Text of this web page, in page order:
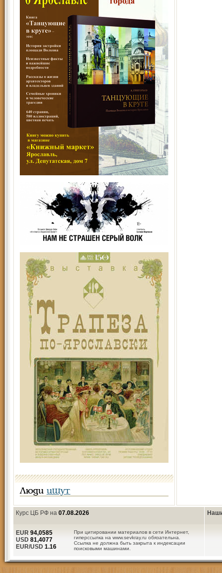
Люди ищут
Курс ЦБ РФ на 07.08.2026
При цитировании материалов в сети Интернет,
гиперссылка на www.sevkray.ru обязательна.
Ссылка не должна быть закрыта к индексации
поисковыми машинами.
EUR 94,0585
USD 81,4077
EUR/USD 1.16